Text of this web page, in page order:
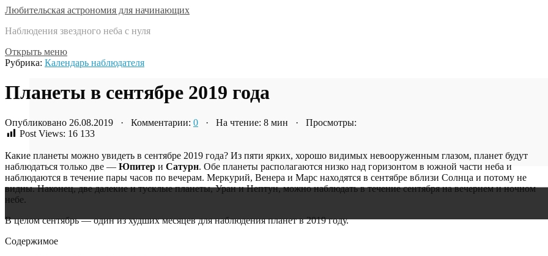
Любительская астрономия для начинающих
Наблюдения звездного неба с нуля
Открыть меню
Рубрика: Календарь наблюдателя
Планеты в сентябре 2019 года
Опубликовано 26.08.2019 · Комментарии: 0 · На чтение: 8 мин · Просмотры:
Post Views: 16 133
Какие планеты можно увидеть в сентябре 2019 года? Из пяти ярких, хорошо видимых невооруженным глазом, планет будут
наблюдаться только две — Юпитер и Сатурн. Обе планеты располагаются низко над горизонтом в южной части неба и
наблюдаются в течение пары часов по вечерам. Меркурий, Венера и Марс находятся в сентябре вблизи Солнца и потому не
видны. Наконец, две далекие и тусклые планеты, Уран и Нептун, можно наблюдать в течение сентября на вечернем и ночном
небе.
В целом сентябрь — один из худших месяцев для наблюдения планет в 2019 году.
Содержимое